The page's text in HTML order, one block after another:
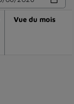
Vue du mois